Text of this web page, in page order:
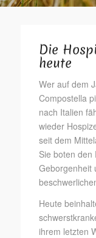
Die
heute
Wer auf dem
Compostella
nach Italien
wieder
seit dem
Sie boten den
Geborgenheit
Heute
ihrem letzten